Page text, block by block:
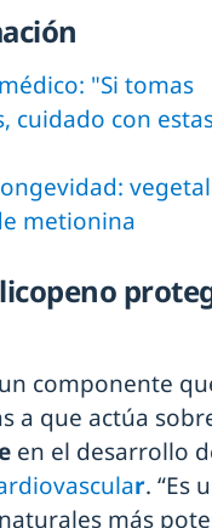
"Si tomas
cuidado con
metionina
componente
a que actúa
en el desarrollo
r. “Es
más